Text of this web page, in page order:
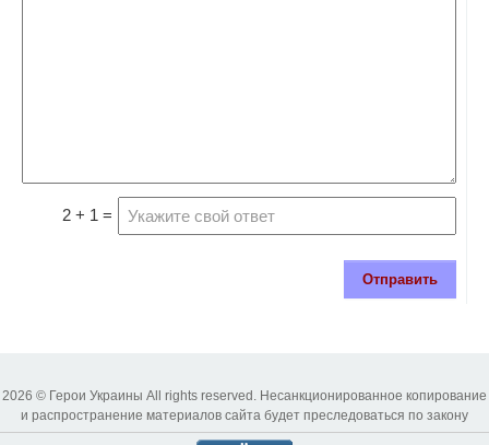
2 + 1 =
Отправить
2026 © Герои Украины All rights reserved. Несанкционированное копирование
и распространение материалов сайта будет преследоваться по закону